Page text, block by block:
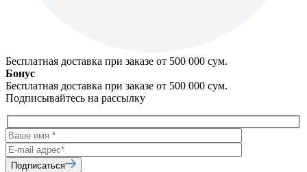
Бесплатная доставка при заказе от 500 000 cум.
Бонус
Бесплатная доставка при заказе от 500 000 cум.
Подписывайтесь на рассылку
Подписаться